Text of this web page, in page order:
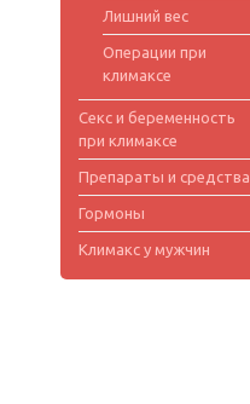
Лишний вес
Операции при
климаксе
Секс и беременность
при климаксе
Препараты и средства
Гормоны
Климакс у мужчин